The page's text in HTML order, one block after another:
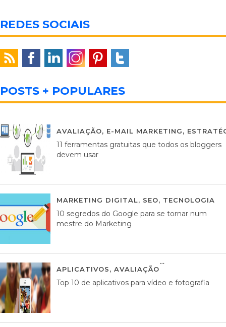
REDES SOCIAIS
POSTS + POPULARES
AVALIAÇÃO, E-MAIL MARKETING,
11 ferramentas gratuitas que todos os bloggers
devem usar
MARKETING DIGITAL, SEO, TECNOLOGIA
10 segredos do Google para se tornar num
mestre do Marketing
APLICATIVOS, AVALIAÇÃO
Top 10 de aplicativos para vídeo e fotografia